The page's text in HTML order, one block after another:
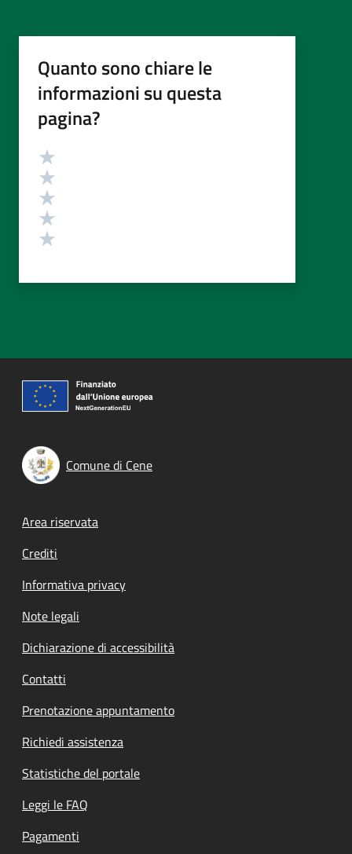
Quanto sono chiare le
informazioni su questa
pagina?
Valutazione
Comune di Cene
Footer menu
Area riservata
Crediti
Informativa privacy
Note legali
Dichiarazione di accessibilità
Contatti
Prenotazione appuntamento
Richiedi assistenza
Statistiche del portale
Leggi le FAQ
Pagamenti